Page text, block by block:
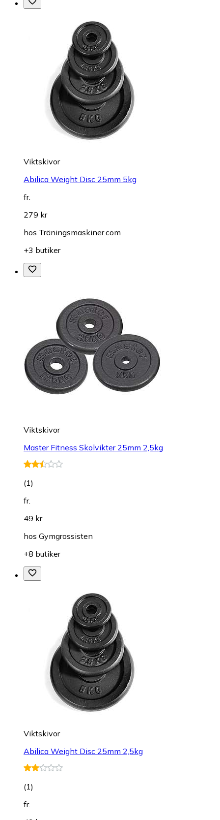
Viktskivor
Abilica Weight Disc 25mm 5kg
fr.
279 kr
hos Träningsmaskiner.com
+3 butiker
Viktskivor
Master Fitness Skolvikter 25mm 2,5kg
(1)
fr.
49 kr
hos Gymgrossisten
+8 butiker
Viktskivor
Abilica Weight Disc 25mm 2,5kg
(1)
fr.